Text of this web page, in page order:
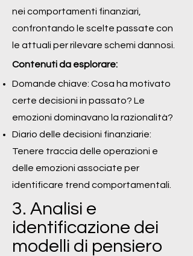
nei comportamenti finanziari,
confrontando le scelte passate con
le attuali per rilevare schemi dannosi.
Contenuti da esplorare:
Domande chiave: Cosa ha motivato
certe decisioni in passato? Le
emozioni dominavano la razionalità?
Diario delle decisioni finanziarie:
Tenere traccia delle operazioni e
delle emozioni associate per
identificare trend comportamentali.
3. Analisi e
identificazione dei
modelli di pensiero